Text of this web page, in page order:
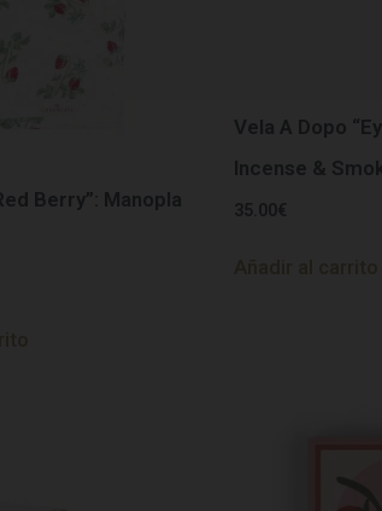
Berry”: Manopla
Vela A Dopo
Incense &
35.00€